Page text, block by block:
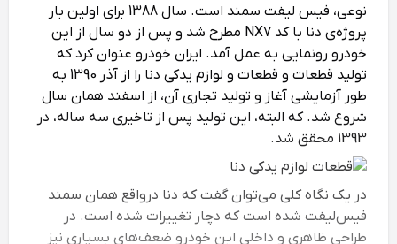
نوعی، فیس لیفت سمند است. سال 1388 برای اولین بار
پروژه‌ی دنا با کد NX7 مطرح شد و پس از دو سال از این
خودرو رونمایی به عمل آمد. ایران ‌خودرو عنوان کرد که
تولید قطعات و قطعات و لوازم یدکی دنا را از آذر 1390 به
طور آزمایشی آغاز و تولید تجاری آن، از اسفند همان سال
شروع شد. که البته، این تولید پس از تاخیری سه ساله، در
1393 محقق شد.
در یک نگاه کلی می‌‌توان گفت که دنا درواقع همان سمند
فیس‌لیفت شده ‌است که دچار تغییرات شده است. در
طراحی ظاهری و داخلی این خودرو ضعف‌های بسیاری نیز